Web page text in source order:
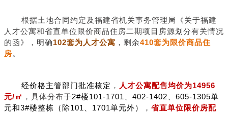
根据土地合同约定及福建省机关事务管理局《关于福建
人才公寓和省直单位限价商品住房二期项目房源划分有关情况
的函》，明确102套为人才公寓 ，剩余410套为限价商品住
房。
经价格主管部门批准核定 ， 人才公寓配售均价为14956
元/㎡ ，具体分布于2#楼101-1701、402-1402、605-1305单
元和3#楼整栋（除101、1701单元外）， 省直单位限价房配